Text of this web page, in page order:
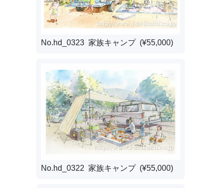
No.hd_0323 家族キャンプ (¥55,000)
No.hd_0322 家族キャンプ (¥55,000)